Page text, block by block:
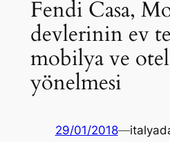
Fendi Casa,
devlerinin ev
mobilya ve
yönelmesi
29/01/2018—